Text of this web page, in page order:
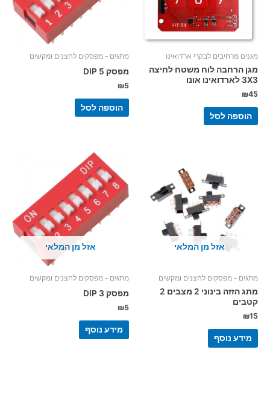
מגנים מרחיבים לבקרי ארדואינו
מגן הרחבה לוח משטח לחיצה
3X3 לארדואינו אונו
₪45
הוספה לסל
מתגים - מפסקים לחצנים ומקשים
מפסק 5 DIP
₪5
הוספה לסל
אזל מן המלאי
מתגים - מפסקים לחצנים ומקשים
מתג הזזה בינוני 2 מצבים 2
קטבים
₪15
מידע נוסף
אזל מן המלאי
מתגים - מפסקים לחצנים ומקשים
מפסק 3 DIP
₪5
מידע נוסף